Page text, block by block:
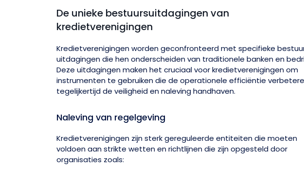
De unieke bestuursuitdagingen van
kredietverenigingen
Kredietverenigingen worden geconfronteerd met specifieke
uitdagingen die hen onderscheiden van traditionele banken en
Deze uitdagingen maken het cruciaal voor kredietverenigingen om
instrumenten te gebruiken die de operationele efficiëntie
tegelijkertijd de veiligheid en naleving handhaven.
Naleving van regelgeving
Kredietverenigingen zijn sterk gereguleerde entiteiten die moeten
voldoen aan strikte wetten en richtlijnen die zijn opgesteld door
organisaties zoals: